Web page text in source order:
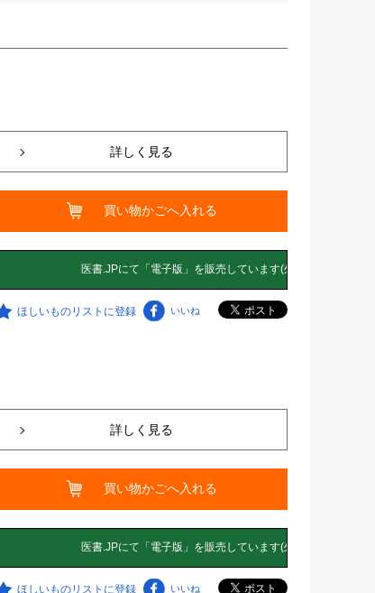
詳しく見る
買い物かごへ入れる
ほしいものリストに登録 いいね
詳しく見る
買い物かごへ入れる
ほしいものリストに登録 いいね